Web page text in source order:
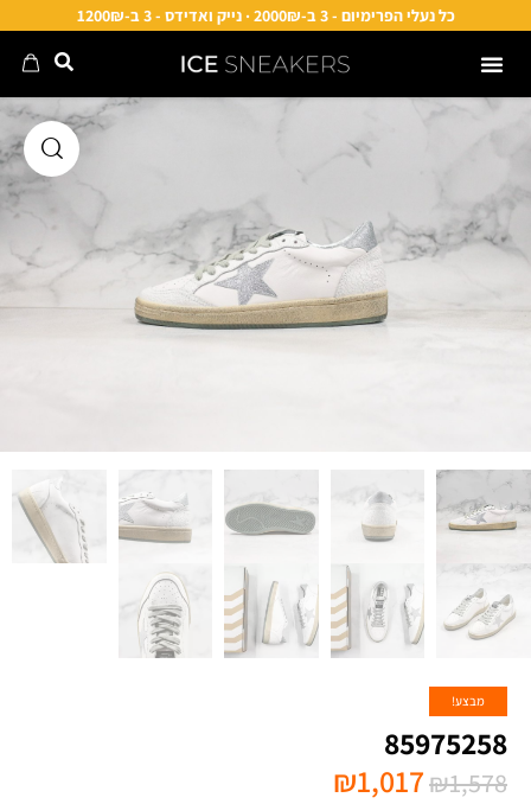
כל נעלי הפרימיום - 3 ב-2000₪ · נייק ואדידס - 3 ב-1200₪
מבצע!
85975258
₪1,578
₪1,017